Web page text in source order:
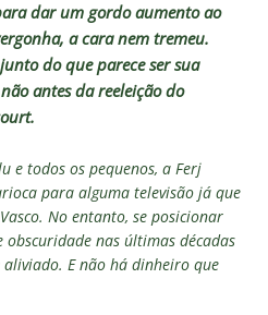
dar um gordo aumento ao
a cara nem tremeu.
do que parece ser sua
antes da reeleição do
e todos os pequenos, a Ferj
para alguma televisão já que
No entanto, se posicionar
nas últimas décadas
E não há dinheiro que